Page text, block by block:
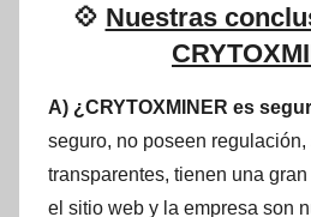
💠 Nuestras
A) ¿CRYTOXMINER es
seguro, no poseen
transparentes, tienen una
el sitio web y la empresa son